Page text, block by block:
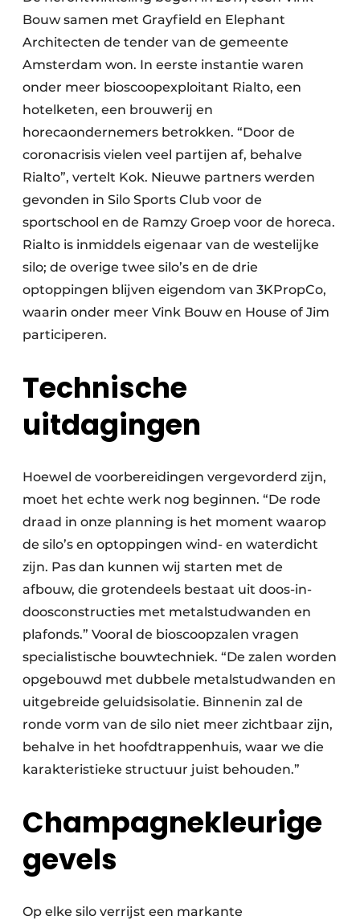
Bouw samen met Grayfield en Elephant
Architecten de tender van de gemeente
Amsterdam won. In eerste instantie waren
onder meer bioscoopexploitant Rialto, een
hotelketen, een brouwerij en
horecaondernemers betrokken. “Door de
coronacrisis vielen veel partijen af, behalve
Rialto”, vertelt Kok. Nieuwe partners werden
gevonden in Silo Sports Club voor de
sportschool en de Ramzy Groep voor de horeca.
Rialto is inmiddels eigenaar van de westelijke
silo; de overige twee silo’s en de drie
optoppingen blijven eigendom van 3KPropCo,
waarin onder meer Vink Bouw en House of Jim
participeren.
Technische
uitdagingen
Hoewel de voorbereidingen vergevorderd zijn,
moet het echte werk nog beginnen. “De rode
draad in onze planning is het moment waarop
de silo’s en optoppingen wind- en waterdicht
zijn. Pas dan kunnen wij starten met de
afbouw, die grotendeels bestaat uit doos-in-
doosconstructies met metalstudwanden en
plafonds.” Vooral de bioscoopzalen vragen
specialistische bouwtechniek. “De zalen worden
opgebouwd met dubbele metalstudwanden en
uitgebreide geluidsisolatie. Binnenin zal de
ronde vorm van de silo niet meer zichtbaar zijn,
behalve in het hoofdtrappenhuis, waar we die
karakteristieke structuur juist behouden.”
Champagnekleurige
gevels
Op elke silo verrijst een markante